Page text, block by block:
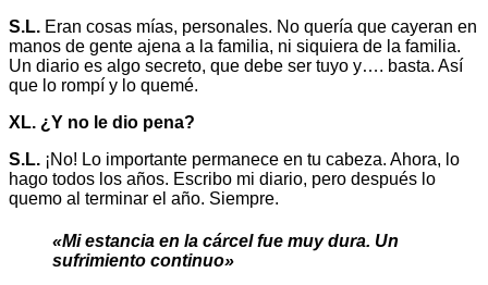
S.L. Eran cosas mías, personales. No quería que cayeran en
manos de gente ajena a la familia, ni siquiera de la familia.
Un diario es algo secreto, que debe ser tuyo y…. basta. Así
que lo rompí y lo quemé.
XL. ¿Y no le dio pena?
S.L. ¡No! Lo importante permanece en tu cabeza. Ahora, lo
hago todos los años. Escribo mi diario, pero después lo
quemo al terminar el año. Siempre.
«Mi estancia en la cárcel fue muy dura. Un
sufrimiento continuo»